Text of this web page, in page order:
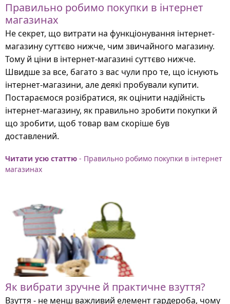
Правильно робимо покупки в інтернет
магазинах
Не секрет, що витрати на функціонування інтернет-
магазину суттєво нижче, чим звичайного магазину.
Тому й ціни в інтернет-магазині суттєво нижче.
Швидше за все, багато з вас чули про те, що існують
інтернет-магазини, але деякі пробували купити.
Постараємося розібратися, як оцінити надійність
інтернет-магазину, як правильно зробити покупки й
що зробити, щоб товар вам скоріше був
доставлений.
Читати усю статтю - Правильно робимо покупки в інтернет
магазинах
Як вибрати зручне й практичне взуття?
Взуття - не менш важливий елемент гардероба, чому